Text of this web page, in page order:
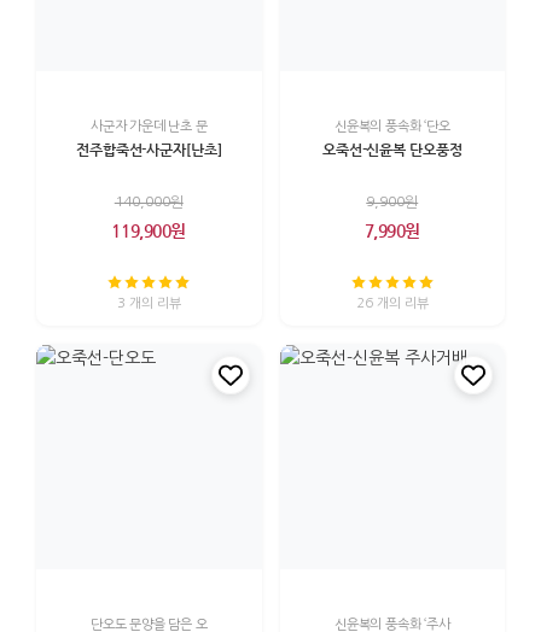
사군자 가운데 난초 문
전주합죽선-사군자[난초]
140,000원
119,900원
3 개의 리뷰
신윤복의 풍속화 ‘단오
오죽선-신윤복 단오풍정
9,900원
7,990원
26 개의 리뷰
단오도 문양을 담은 오 신윤복의 풍속화 ‘주사